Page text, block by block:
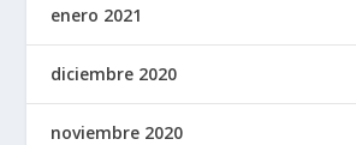
enero 2021
diciembre 2020
noviembre 2020